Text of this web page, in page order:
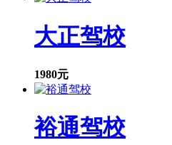
大正驾校
1980元
裕通驾校